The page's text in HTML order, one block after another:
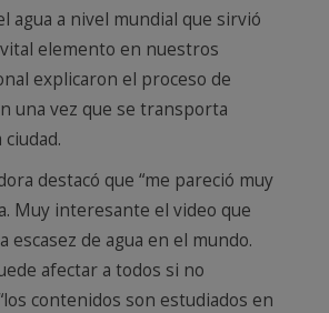
agua a nivel mundial que sirvió
elemento en nuestros
explicaron el proceso de
una vez que se transporta
destacó que “me pareció muy
Muy interesante el video que
de agua en el mundo.
afectar a todos si no
contenidos son estudiados en